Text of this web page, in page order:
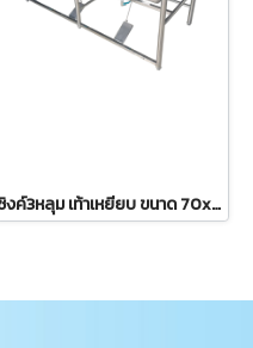
ซิงค์3หลุม เท้าเหยียบ ขนาด 70x180x80ซม.